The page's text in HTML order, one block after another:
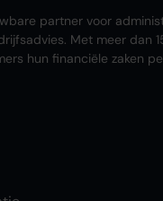
partner voor
Met meer dan
hun financiële zaken